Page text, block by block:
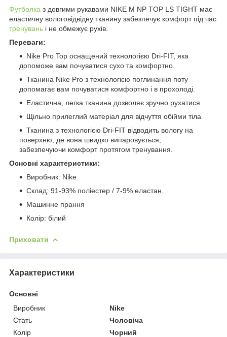
Футболка з довгими рукавами NIKE M NP TOP LS TIGHT має
еластичну вологовідвідну тканину забезпечує комфорт під час
тренувань і не обмежує рухів.
Переваги:
Nike Pro Top оснащений технологією Dri-FIT, яка
допоможе вам почуватися сухо та комфортно.
Тканина Nike Pro з технологією поглинання поту
допомагає вам почуватися комфортно і в прохолоді.
Еластична, легка тканина дозволяє зручно рухатися.
Щільно прилеглий матеріал для відчуття обійми тіла
Тканина з технологією Dri-FIT відводить вологу на
поверхню, де вона швидко випаровується,
забезпечуючи комфорт протягом тренування.
Основні характеристики:
Виробник: Nike
Склад: 91-93% поліестер / 7-9% еластан.
Машинне прання
Колір: білий
Приховати
Характеристики
Основні
Виробник
Nike
Стать
Чоловіча
Колір
Чорний